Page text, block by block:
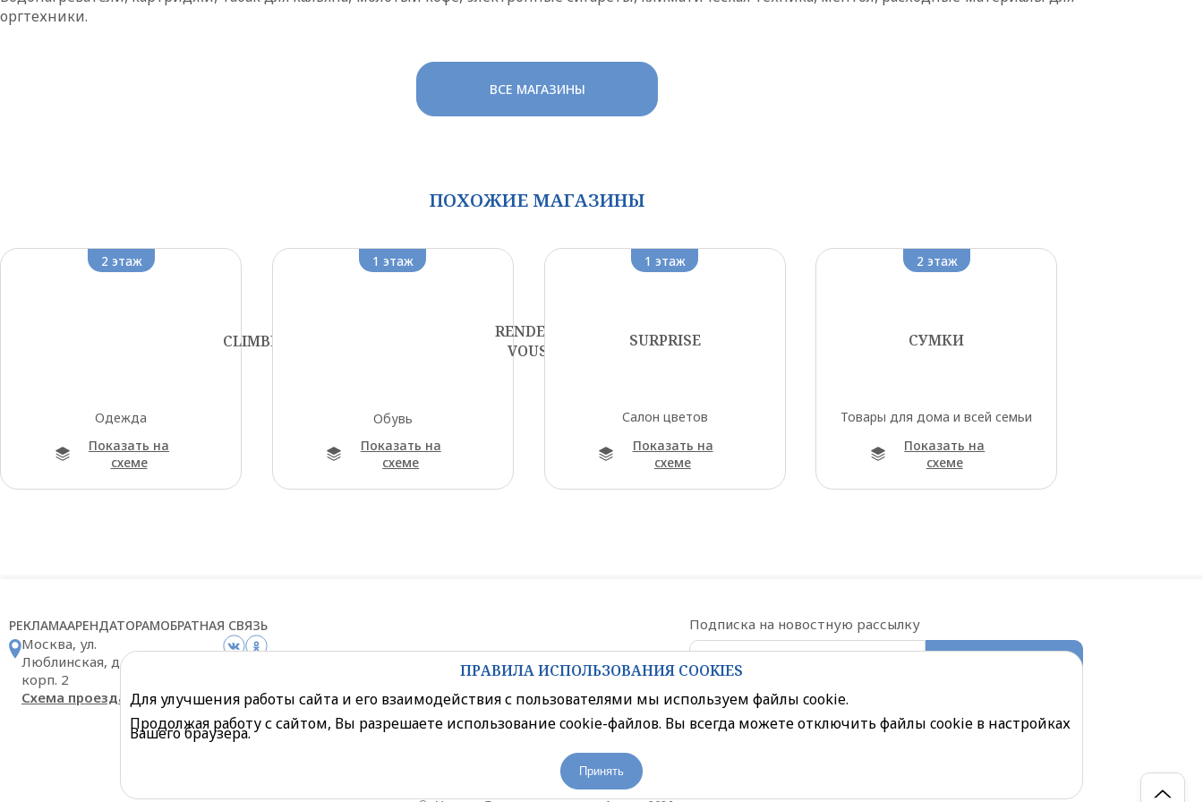
оргтехники.
ВСЕ МАГАЗИНЫ
ПОХОЖИЕ МАГАЗИНЫ
2 этаж
CLIMBER
Одежда
Показать на
схеме
1 этаж
RENDEZ-
VOUS
Обувь
Показать на
схеме
1 этаж
SURPRISE
Салон цветов
Показать на
схеме
2 этаж
СУМКИ
Товары для дома и всей семьи
Показать на
схеме
РЕКЛАМААРЕНДАТОРАМОБРАТНАЯ СВЯЗЬ
Москва, ул.
Люблинская, д. 169
корп. 2
Схема проезда
Подписка на новостную рассылку
Даю согласие на обработку
Политика конфиденциальности
Правила посещения торгового центра
ПРАВИЛА ИСПОЛЬЗОВАНИЯ COOKIES
Для улучшения работы сайта и его взаимодействия с пользователями мы используем файлы cookie.
Продолжая работу с сайтом, Вы разрешаете использование cookie-файлов. Вы всегда можете отключить файлы cookie в настройках
Вашего браузера.
Принять